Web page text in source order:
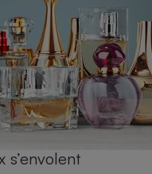
s’envolent